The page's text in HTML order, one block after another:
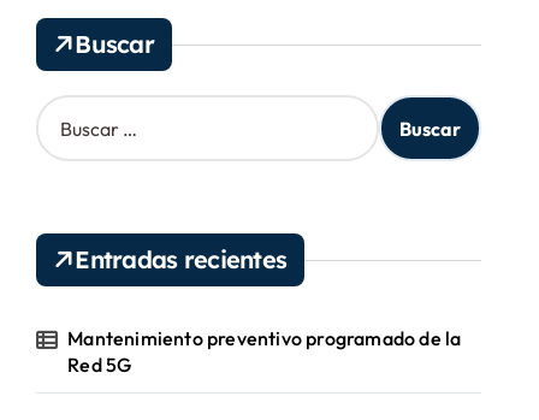
v
s
Buscar
B
u
r
Entradas recientes
Mantenimiento preventivo programado de la
Red 5G